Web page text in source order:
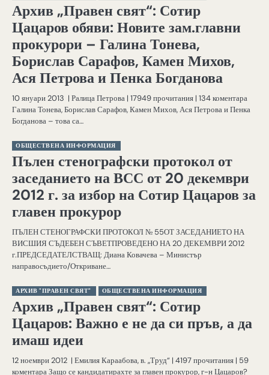
Архив „Правен свят“: Сотир
Цацаров обяви: Новите зам.главни
прокурори – Галина Тонева,
Борислав Сарафов, Камен Михов,
Ася Петрова и Пенка Богданова
10 януари 2013 | Ралица Петрова | 17949 прочитания | 134 коментара
Галина Тонева, Борислав Сарафов, Камен Михов, Ася Петрова и Пенка
Богданова – това са…
ОБЩЕСТВЕНА ИНФОРМАЦИЯ
Пълен стенографски протокол от
заседанието на ВСС от 20 декември
2012 г. за избор на Сотир Цацаров за
главен прокурор
ПЪЛЕН СТЕНОГРАФСКИ ПРОТОКОЛ № 55ОТ ЗАСЕДАНИЕТО НА
ВИСШИЯ СЪДЕБЕН СЪВЕТПРОВЕДЕНО НА 20 ДЕКЕМВРИ 2012
г.ПРЕДСЕДАТЕЛСТВАЩ: Диана Ковачева – Министър
направосъдието/Откриване…
АРХИВ "ПРАВЕН СВЯТ" ОБЩЕСТВЕНА ИНФОРМАЦИЯ
Архив „Правен свят“: Сотир
Цацаров: Важно е не да си пръв, а да
имаш идеи
12 ноември 2012 | Емилия Караабова, в. „Труд“ | 4197 прочитания | 59
коментара Защо се кандидатирахте за главен прокурор, г-н Цацаров?